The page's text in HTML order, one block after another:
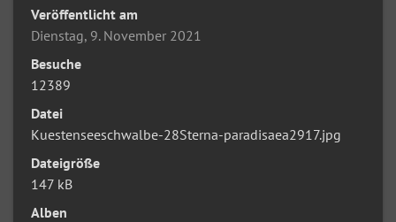
Veröffentlicht am
Dienstag, 9. November 2021
Besuche
12389
Datei
Kuestenseeschwalbe-28Sterna-paradisaea2917.jpg
Dateigröße
147 kB
Alben